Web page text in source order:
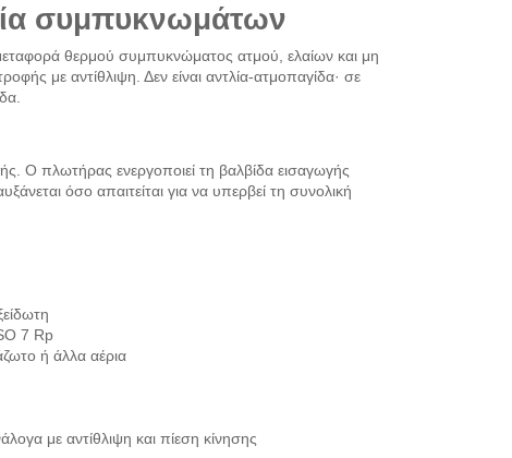
συμπυκνωμάτων
θερμού συμπυκνώματος ατμού, ελαίων και μη
με αντίθλιψη. Δεν είναι αντλία-ατμοπαγίδα· σε
Ο πλωτήρας ενεργοποιεί τη βαλβίδα εισαγωγής
όσο απαιτείται για να υπερβεί τη συνολική
7 Rp
ή άλλα αέρια
με αντίθλιψη και πίεση κίνησης